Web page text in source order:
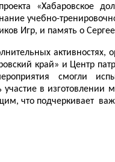
«Хабаровское
учебно-
Игр, и память о
активностях,
край» и Центр
смогли
в
что подчеркивает